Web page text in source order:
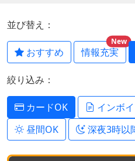
並び替え：
おすすめ 情報充実
New
絞り込み：
カードOK インボ
昼間OK
深夜3時以